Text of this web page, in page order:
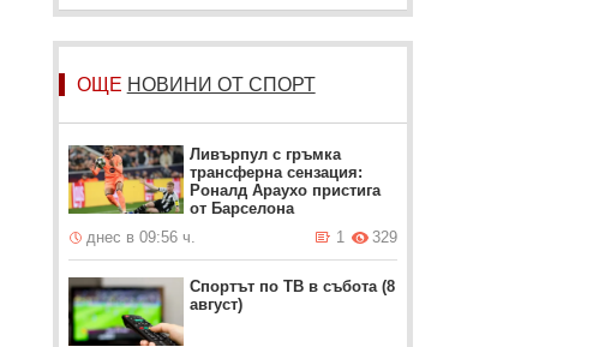
ОЩЕ НОВИНИ ОТ СПОРТ
Ливърпул с гръмка
трансферна сензация:
Роналд Араухо пристига
от Барселона
днес в 09:56 ч.
329
1
Спортът по ТВ в събота (8
август)